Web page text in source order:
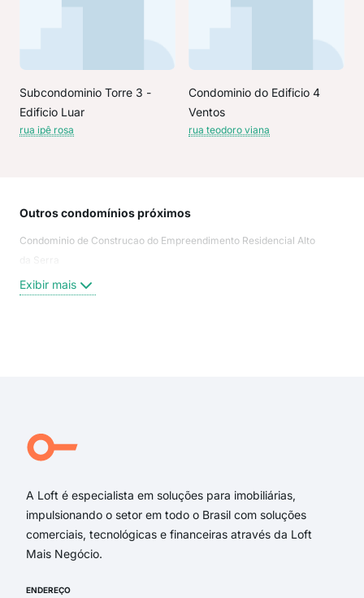
Subcondominio Torre 3 -
Edificio Luar
rua ipê rosa
Condominio do Edificio 4
Ventos
rua teodoro viana
Outros condomínios próximos
Condominio de Construcao do Empreendimento Residencial Alto
Exibir mais
A Loft é especialista em soluções para imobiliárias,
impulsionando o setor em todo o Brasil com soluções
comerciais, tecnológicas e financeiras através da Loft
Mais Negócio.
ENDEREÇO